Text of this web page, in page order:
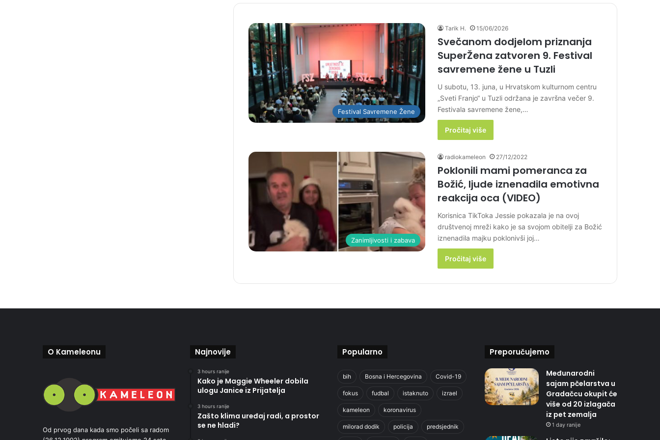
Festival Savremene Žene
Tarik H. 15/06/2026
Svečanom dodjelom priznanja
SuperŽena zatvoren 9. Festival
savremene žene u Tuzli
U subotu, 13. juna, u Hrvatskom kulturnom centru
„Sveti Franjo“ u Tuzli održana je završna večer 9.
Festivala savremene žene,…
Pročitaj više
Zanimljivosti i zabava
radiokameleon 27/12/2022
Poklonili mami pomeranca za
Božić, ljude iznenadila emotivna
reakcija oca (VIDEO)
Korisnica TikToka Jessie pokazala je na ovoj
društvenoj mreži kako je sa svojom obitelji za Božić
iznenadila majku poklonivši joj…
Pročitaj više
O Kameleonu
Od prvog dana kada smo počeli sa radom
Najnovije
3 hours ranije
Kako je Maggie Wheeler dobila
ulogu Janice iz Prijatelja
3 hours ranije
Zašto klima uređaj radi, a prostor
se ne hladi?
Popularno
bih Bosna i Hercegovina Covid-19
fokus fudbal istaknuto izrael
kameleon koronavirus
milorad dodik policija predsjednik
Preporučujemo
Međunarodni
sajam pčelarstva u
Gradačcu okupit će
više od 20 izlagača
iz pet zemalja
1 day ranije